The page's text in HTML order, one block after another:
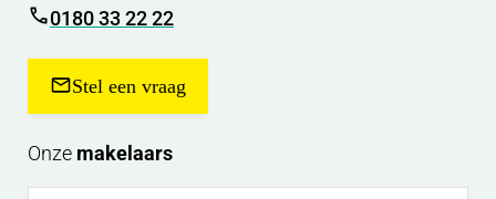
0180 33 22 22
Stel een vraag
Onze makelaars